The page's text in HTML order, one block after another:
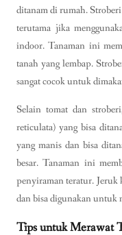
ditanam di rumah.
terutama jika
indoor. Tanaman ini
tanah yang lembap.
sangat cocok untuk
Selain tomat dan
reticulata) yang bisa
yang manis dan bisa
besar. Tanaman ini
penyiraman teratur. Jeruk
dan bisa digunakan untuk
Tips untuk Merawat